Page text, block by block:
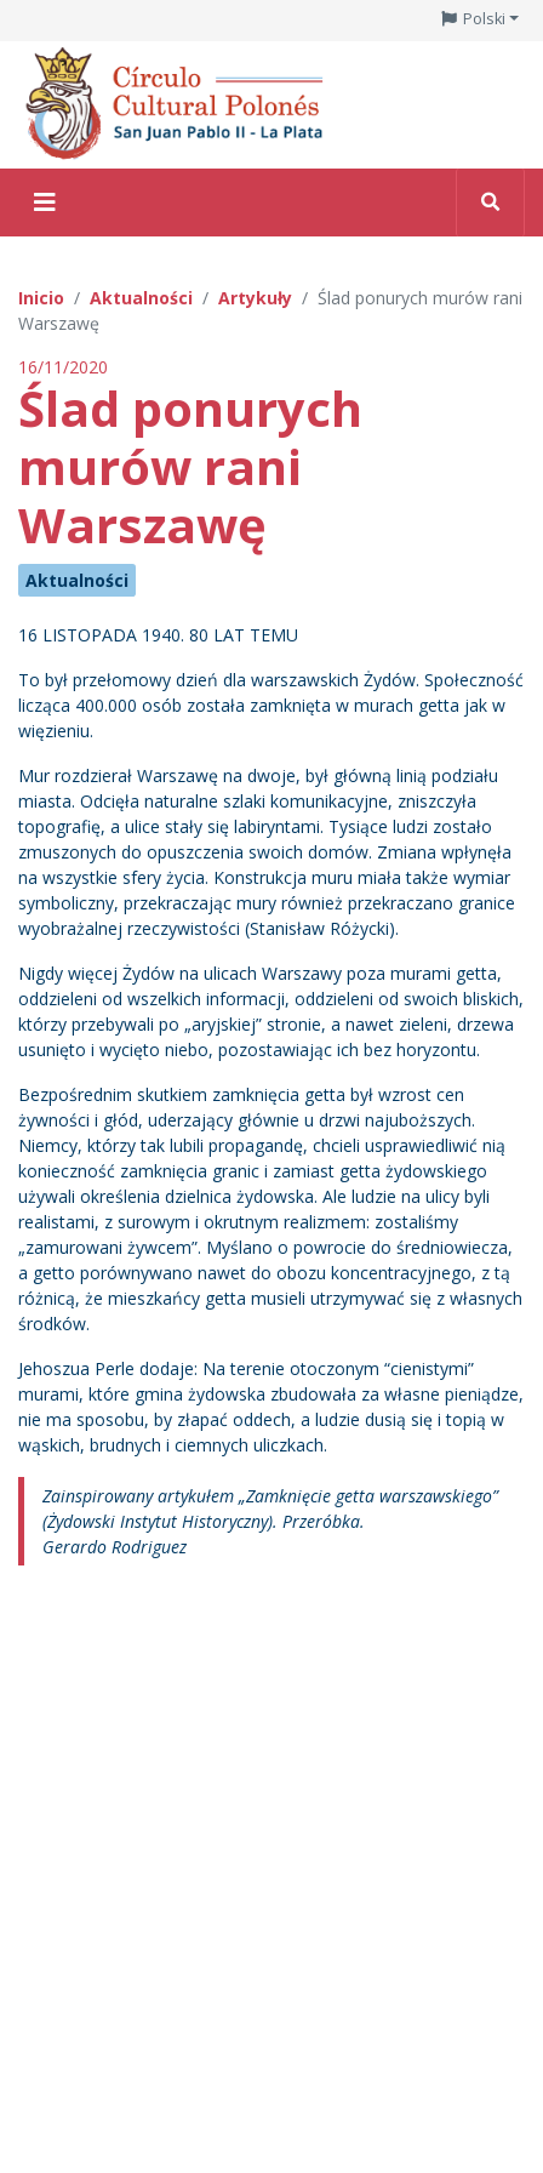
Polski
Inicio Aktualności Artykuły
Ślad ponurych murów rani
Warszawę
16/11/2020
Ślad ponurych
murów rani
Warszawę
Aktualności
16 LISTOPADA 1940. 80 LAT TEMU
To był przełomowy dzień dla warszawskich Żydów. Społeczność
licząca 400.000 osób została zamknięta w murach getta jak w
więzieniu.
Mur rozdzierał Warszawę na dwoje, był główną linią podziału
miasta. Odcięła naturalne szlaki komunikacyjne, zniszczyła
topografię, a ulice stały się labiryntami. Tysiące ludzi zostało
zmuszonych do opuszczenia swoich domów. Zmiana wpłynęła
na wszystkie sfery życia. Konstrukcja muru miała także wymiar
symboliczny, przekraczając mury również przekraczano granice
wyobrażalnej rzeczywistości (Stanisław Różycki).
Nigdy więcej Żydów na ulicach Warszawy poza murami getta,
oddzieleni od wszelkich informacji, oddzieleni od swoich bliskich,
którzy przebywali po „aryjskiej” stronie, a nawet zieleni, drzewa
usunięto i wycięto niebo, pozostawiając ich bez horyzontu.
Bezpośrednim skutkiem zamknięcia getta był wzrost cen
żywności i głód, uderzający głównie u drzwi najuboższych.
Niemcy, którzy tak lubili propagandę, chcieli usprawiedliwić nią
konieczność zamknięcia granic i zamiast getta żydowskiego
używali określenia dzielnica żydowska. Ale ludzie na ulicy byli
realistami, z surowym i okrutnym realizmem: zostaliśmy
„zamurowani żywcem”. Myślano o powrocie do średniowiecza,
a getto porównywano nawet do obozu koncentracyjnego, z tą
różnicą, że mieszkańcy getta musieli utrzymywać się z własnych
środków.
Jehoszua Perle dodaje: Na terenie otoczonym “cienistymi”
murami, które gmina żydowska zbudowała za własne pieniądze,
nie ma sposobu, by złapać oddech, a ludzie dusią się i topią w
wąskich, brudnych i ciemnych uliczkach.
Zainspirowany artykułem „Zamknięcie getta warszawskiego”
(Żydowski Instytut Historyczny). Przeróbka.
Gerardo Rodriguez